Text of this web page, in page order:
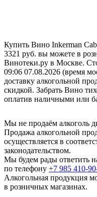
Купить Вино Inkerman
3321 руб. вы можете в
Винотеки.ру в Москве.
09:06 07.08.2026 (время
доставку алкогольной
скидкой. Забрать Вино
оплатив наличными или
Мы не продаём алкоголь
Продажа алкогольной
осуществляется в
законодательством.
Мы будем рады ответить
по телефону +7 985 410-
Алкогольная продукция
в розничных магазинах.